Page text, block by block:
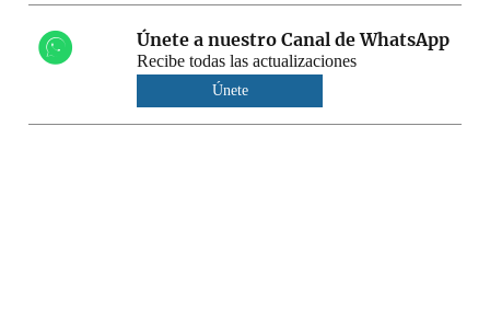
Únete a nuestro Canal de WhatsApp
Recibe todas las actualizaciones
Únete